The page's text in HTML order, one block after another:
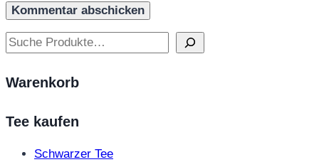
Suchen
Warenkorb
Tee kaufen
Schwarzer Tee